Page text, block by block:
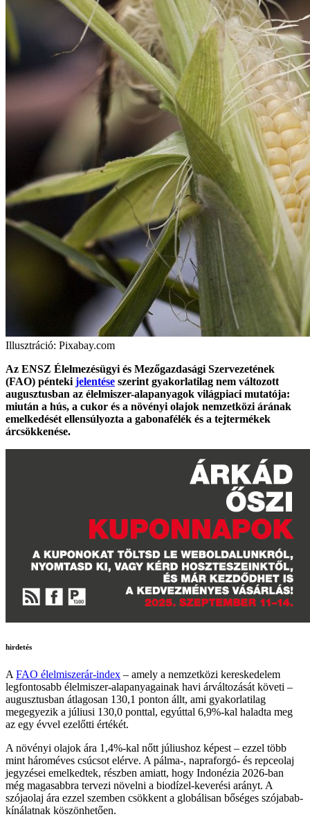
Illusztráció: Pixabay.com
Az ENSZ Élelmezésügyi és Mezőgazdasági Szervezetének
(FAO) pénteki jelentése szerint gyakorlatilag nem változott
augusztusban az élelmiszer-alapanyagok világpiaci mutatója:
miután a hús, a cukor és a növényi olajok nemzetközi árának
emelkedését ellensúlyozta a gabonafélék és a tejtermékek
árcsökkenése.
hirdetés
A FAO élelmiszerár-index – amely a nemzetközi kereskedelem
legfontosabb élelmiszer-alapanyagainak havi árváltozását követi –
augusztusban átlagosan 130,1 ponton állt, ami gyakorlatilag
megegyezik a júliusi 130,0 ponttal, egyúttal 6,9%-kal haladta meg
az egy évvel ezelőtti értékét.
A növényi olajok ára 1,4%-kal nőtt júliushoz képest – ezzel több
mint hároméves csúcsot elérve. A pálma-, napraforgó- és repceolaj
jegyzései emelkedtek, részben amiatt, hogy Indonézia 2026-ban
még magasabbra tervezi növelni a biodízel-keverési arányt. A
szójaolaj ára ezzel szemben csökkent a globálisan bőséges szójabab-
kínálatnak köszönhetően.